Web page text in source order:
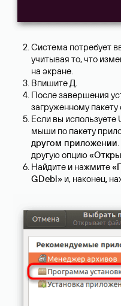
Система потребует
учитывая то, что
на экране.
Впишите Д
После завершения
загруженному пакету
Если вы
мыши по пакету
другом приложении
другую опцию
Найдите и нажмите
GDebi» и, наконец,